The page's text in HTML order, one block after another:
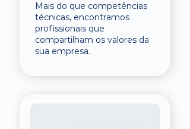
Mais do que competências
técnicas, encontramos
profissionais que
compartilham os valores da
sua empresa.